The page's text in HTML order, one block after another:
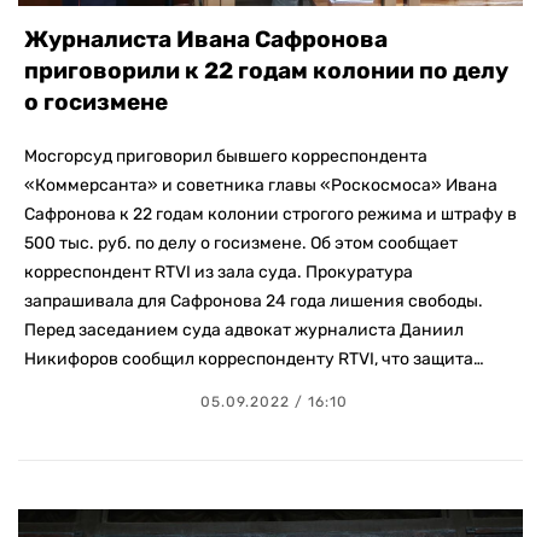
Журналиста Ивана Сафронова
приговорили к 22 годам колонии по делу
о госизмене
Мосгорсуд приговорил бывшего корреспондента
«Коммерсанта» и советника главы «Роскосмоса» Ивана
Сафронова к 22 годам колонии строгого режима и штрафу в
500 тыс. руб. по делу о госизмене. Об этом сообщает
корреспондент RTVI из зала суда. Прокуратура
запрашивала для Сафронова 24 года лишения свободы.
Перед заседанием суда адвокат журналиста Даниил
Никифоров сообщил корреспонденту RTVI, что защита…
05.09.2022 / 16:10